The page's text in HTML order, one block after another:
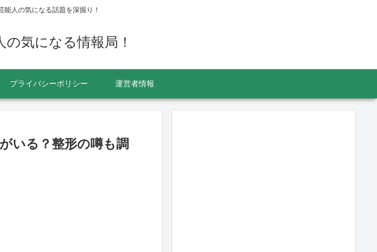
能人の気になる話題を深掘り！
の気になる情報局！
プライバシーポリシー 運営者情報
いる？整形の噂も調